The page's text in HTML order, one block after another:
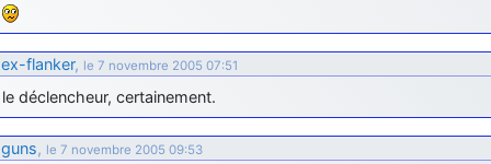
ex-flanker, le 7 novembre 2005 07:51
le déclencheur, certainement.
guns, le 7 novembre 2005 09:53